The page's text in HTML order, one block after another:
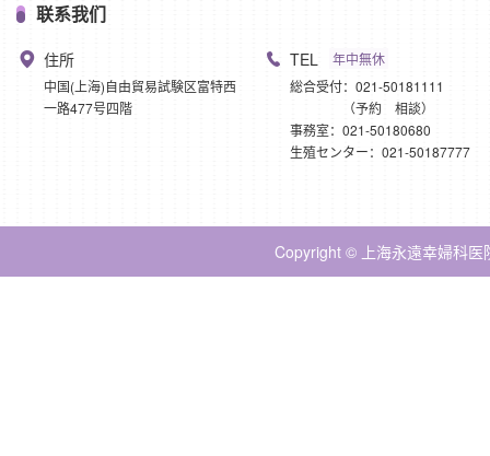
联系我们
住所
中国(上海)自由貿易試験区富特西
一路477号四階
TEL
年中無休
総合受付：021-50181111
（予約 相談）
事務室：021-50180680
生殖センター：021-50187777
Copyright © 上海永遠幸婦科